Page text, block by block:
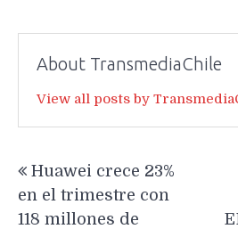
About TransmediaChile
View all posts by
de
entradas
Huawei crece 23%
en el trimestre con
118 millones de